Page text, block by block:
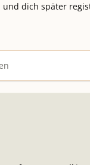
dich später